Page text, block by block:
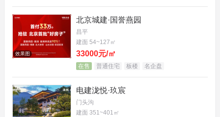
效果图
北京城建·国誉燕园
昌平
建面 54~127㎡
33000元/㎡
在售 普通住宅 板楼 名企盘
电建泷悦·玖宸
门头沟
建面 351~401㎡